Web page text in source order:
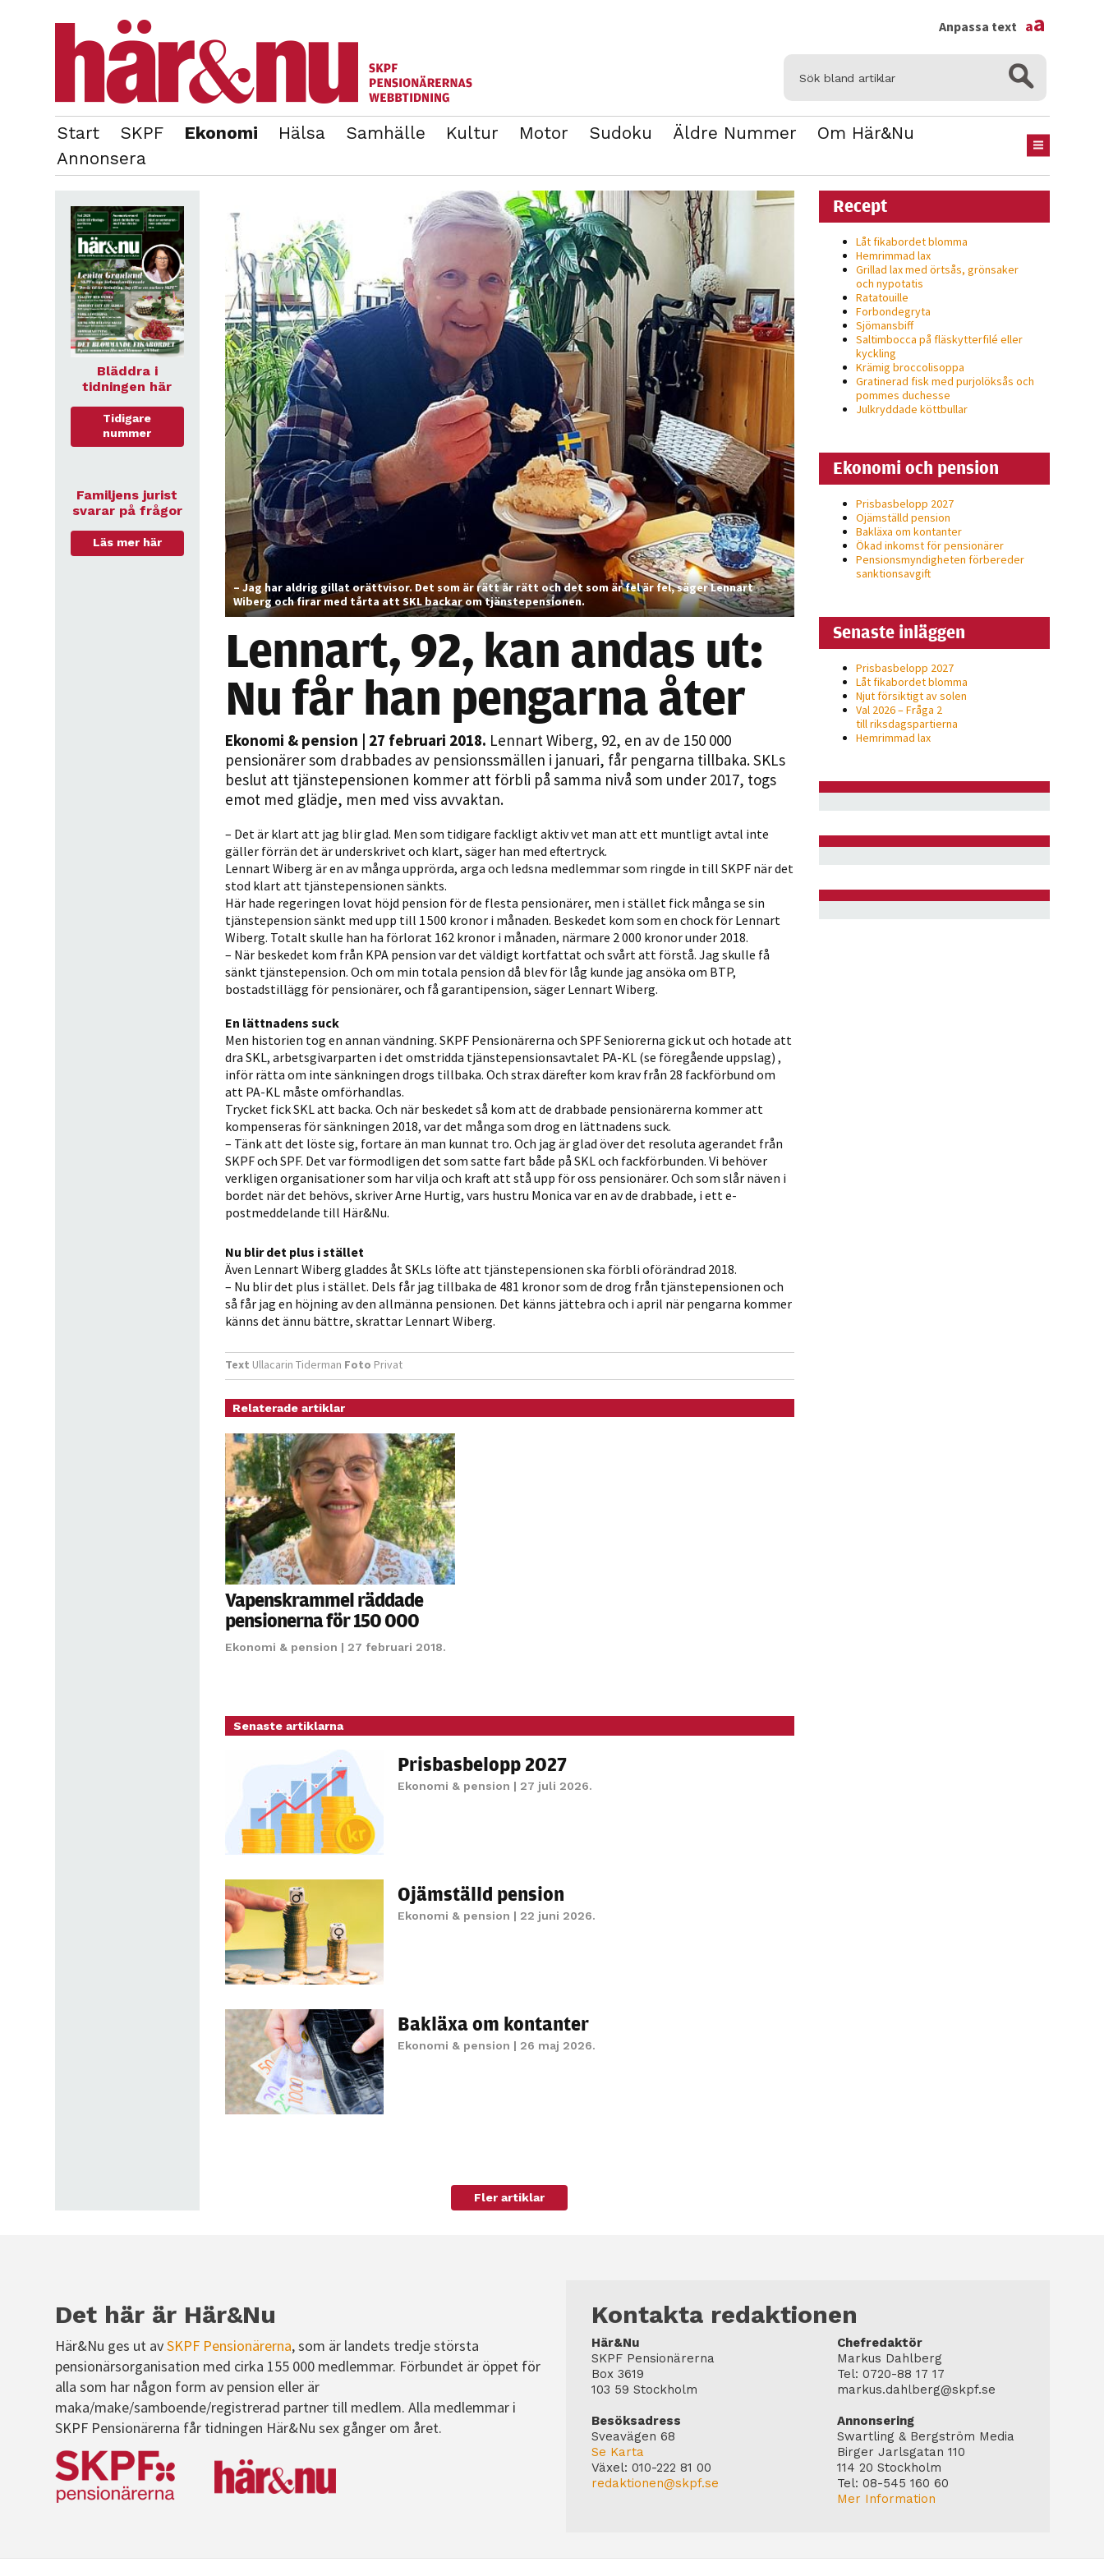
Start SKPF Ekonomi Hälsa Samhälle Kultur Motor Sudoku Äldre Nummer
Om Här&Nu
Annonsera
OM REDAKTIONEN
Anpassa text aa
– Jag har aldrig gillat orättvisor. Det som är rätt är rätt och det som är fel är fel, säger Lennart
Wiberg och firar med tårta att SKL backar om tjänstepensionen.
Lennart, 92, kan andas ut:
Nu får han pengarna åter
Ekonomi & pension | 27 februari 2018. Lennart Wiberg, 92, en av de 150 000
pensionärer som drabbades av pensionssmällen i januari, får pengarna tillbaka. SKLs
beslut att tjänstepensionen kommer att förbli på samma nivå som under 2017, togs
emot med glädje, men med viss avvaktan.
– Det är klart att jag blir glad. Men som tidigare fackligt aktiv vet man att ett muntligt avtal inte
gäller förrän det är underskrivet och klart, säger han med eftertryck.
Lennart Wiberg är en av många upprörda, arga och ledsna medlemmar som ringde in till SKPF när det
stod klart att tjänstepensionen sänkts.
Här hade regeringen lovat höjd pension för de flesta pensionärer, men i stället fick många se sin
tjänstepension sänkt med upp till 1 500 kronor i månaden. Beskedet kom som en chock för Lennart
Wiberg. Totalt skulle han ha förlorat 162 kronor i månaden, närmare 2 000 kronor under 2018.
– När beskedet kom från KPA pension var det väldigt kortfattat och svårt att förstå. Jag skulle få
sänkt tjänstepension. Och om min totala pension då blev för låg kunde jag ansöka om BTP,
bostadstillägg för pensionärer, och få garantipension, säger Lennart Wiberg.
En lättnadens suck
Men historien tog en annan vändning. SKPF Pensionärerna och SPF Seniorerna gick ut och hotade att
dra SKL, arbetsgivarparten i det omstridda tjänstepensionsavtalet PA-KL (se föregående uppslag) ,
inför rätta om inte sänkningen drogs tillbaka. Och strax därefter kom krav från 28 fackförbund om
att PA-KL måste omförhandlas.
Trycket fick SKL att backa. Och när beskedet så kom att de drabbade pensionärerna kommer att
kompenseras för sänkningen 2018, var det många som drog en lättnadens suck.
– Tänk att det löste sig, fortare än man kunnat tro. Och jag är glad över det resoluta agerandet från
SKPF och SPF. Det var förmodligen det som satte fart både på SKL och fackförbunden. Vi behöver
verkligen organisationer som har vilja och kraft att stå upp för oss pensionärer. Och som slår näven i
bordet när det behövs, skriver Arne Hurtig, vars hustru Monica var en av de drabbade, i ett e-
postmeddelande till Här&Nu.
Nu blir det plus i stället
Även Lennart Wiberg gladdes åt SKLs löfte att tjänstepensionen ska förbli oförändrad 2018.
– Nu blir det plus i stället. Dels får jag tillbaka de 481 kronor som de drog från tjänstepensionen och
så får jag en höjning av den allmänna pensionen. Det känns jättebra och i april när pengarna kommer
känns det ännu bättre, skrattar Lennart Wiberg.
Text Ullacarin Tiderman Foto Privat
Relaterade artiklar
Vapenskrammel räddade
pensionerna för 150 000
Ekonomi & pension | 27 februari 2018.
Senaste artiklarna
Prisbasbelopp 2027
Ekonomi & pension | 27 juli 2026.
Ojämställd pension
Ekonomi & pension | 22 juni 2026.
Bakläxa om kontanter
Ekonomi & pension | 26 maj 2026.
Fler artiklar
Bläddra i
tidningen här
Tidigare
nummer
Familjens jurist
svarar på frågor
Läs mer här
Recept
Låt fikabordet blomma
Hemrimmad lax
Grillad lax med örtsås, grönsaker
och nypotatis
Ratatouille
Forbondegryta
Sjömansbiff
Saltimbocca på fläsk­ytterfilé eller
kyckling
Krämig broccolisoppa
Gratinerad fisk med purjolöksås och
pommes duchesse
Julkryddade köttbullar
Ekonomi och pension
Prisbasbelopp 2027
Ojämställd pension
Bakläxa om kontanter
Ökad inkomst för pensionärer
Pensionsmyndigheten förbereder
sanktionsavgift
Senaste inläggen
Prisbasbelopp 2027
Låt fikabordet blomma
Njut försiktigt av solen
Val 2026 – Fråga 2
till riksdagspartierna
Hemrimmad lax
Det här är Här&Nu
Här&Nu ges ut avSKPF Pensionärerna, som är landets tredje största
pensionärsorganisation med cirka 155 000 medlemmar. Förbundet är öppet för
alla som har någon form av pension eller är
maka/make/samboende/registrerad partner till medlem. Alla medlemmar i
SKPF Pensionärerna får tidningen Här&Nu sex gånger om året.
Kontakta redaktionen
Här&Nu
SKPF Pensionärerna
Box 3619
103 59 Stockholm
Besöksadress
Sveavägen 68
Se Karta
Växel: 010-222 81 00
redaktionen@skpf.se
Chefredaktör
Markus Dahlberg
Tel: 0720-88 17 17
markus.dahlberg@skpf.se
Annonsering
Swartling & Bergström Media
Birger Jarlsgatan 110
114 20 Stockholm
Tel: 08-545 160 60
Mer Information
Nödvändiga
Dessa kakor
går inte att
välja bort. De
behövs för
att hemsidan
över huvud
fungera.
Statistik
För att vi ska
hemsidans
funktionalitet
och
baserat på
hur hemsidan
används.
För att vår
hemsida ska
prestera så
möjligt under
ditt besök.
Om du nekar
de här
kakorna
från
hemsidan.
Marknadsföring